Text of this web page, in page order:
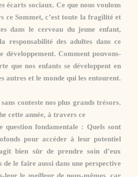
écarts sociaux. Ce que nous voulons
ce Sommet, c’est toute la fragilité et
dans le cerveau du jeune enfant,
responsabilité des adultes dans ce
développement. Comment pouvons-
que nos enfants se développent en
autres et le monde qui les entourent.
conteste nos plus grands trésors.
cette année, à travers ce
question fondamentale : Quels sont
pour accéder à leur potentiel
bien sûr de prendre soin d’eux
de le faire aussi dans une perspective
leur le meilleur de nous-mêmes, car